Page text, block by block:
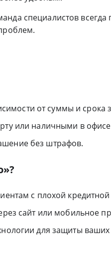
специалистов всегда
от суммы и срока
или наличными в
без штрафов.
с плохой
сайт или мобильное
для защиты